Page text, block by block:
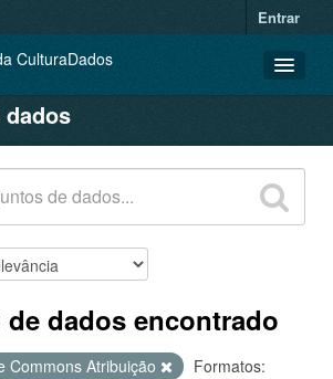
Entrar
dados encontrado
Commons Atribuição
Formatos: